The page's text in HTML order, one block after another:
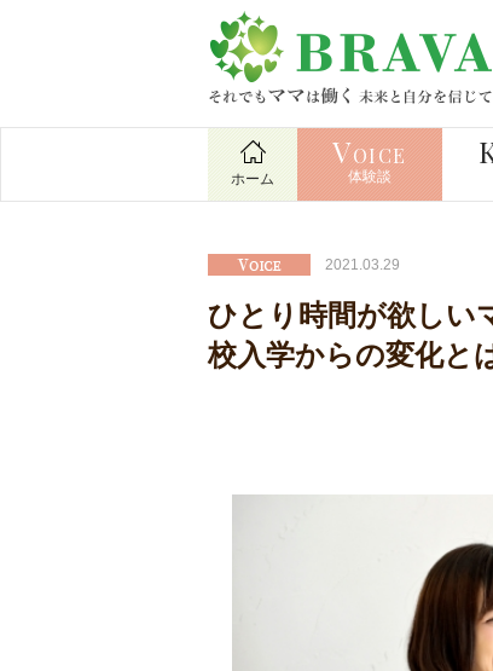
ホーム
VOICE
体験談
2021.03.29
ひとり時間が欲しい
校入学からの変化と